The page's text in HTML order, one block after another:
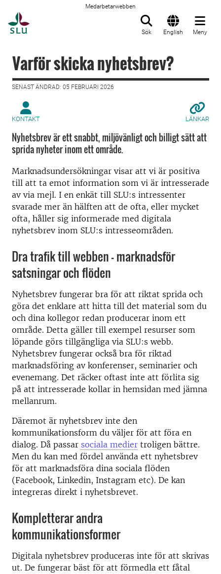
Medarbetarwebben
Sök English Meny
Varför skicka nyhetsbrev?
SENAST ÄNDRAD: 05 FEBRUARI 2026
KONTAKT LÄNKAR
Nyhetsbrev är ett snabbt, miljövänligt och billigt sätt att
sprida nyheter inom ett område.
Marknadsundersökningar visar att vi är positiva
till att ta emot information som vi är intresserade
av via mejl. I en enkät till SLU:s intressenter
svarade mer än hälften att de ofta, eller mycket
ofta, håller sig informerade med digitala
nyhetsbrev inom SLU:s intresseområden.
Dra trafik till webben – marknadsför
satsningar och flöden
Nyhetsbrev fungerar bra för att riktat sprida och
göra det enklare att hitta till det material som du
och dina kollegor redan producerar inom ett
område. Detta gäller till exempel resurser som
löpande görs tillgängliga via SLU:s webb.
Nyhetsbrev fungerar också bra för riktad
marknadsföring av konferenser, seminarier och
evenemang. Det räcker oftast inte att förlita sig
på att intresserade kollar in hemsidan med jämna
mellanrum.
Däremot är nyhetsbrev inte den
kommunikationsform du väljer för att föra en
dialog. Då passar sociala medier troligen bättre.
Men du kan med fördel använda ett nyhetsbrev
för att marknadsföra dina sociala flöden
(Facebook, Linkedin, Instagram etc). De kan
integreras direkt i nyhetsbrevet.
Kompletterar andra
kommunikationsformer
Digitala nyhetsbrev produceras inte för att skrivas
ut. De fungerar bäst för att förmedla ett fåtal